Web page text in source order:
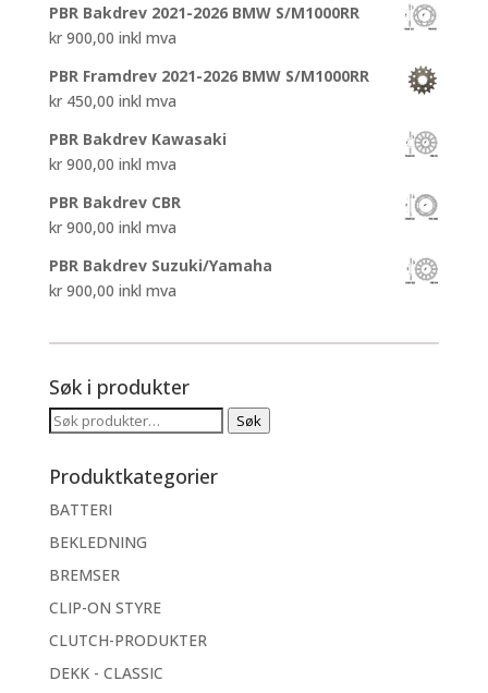
PBR Bakdrev 2021-2026 BMW S/M1000RR
kr900,00 inkl mva
PBR Framdrev 2021-2026 BMW S/M1000RR
kr450,00 inkl mva
PBR Bakdrev Kawasaki
kr900,00 inkl mva
PBR Bakdrev CBR
kr900,00 inkl mva
PBR Bakdrev Suzuki/Yamaha
kr900,00 inkl mva
Søk i produkter
Søk
Søk
Produktkategorier
BATTERI
BEKLEDNING
BREMSER
CLIP-ON STYRE
CLUTCH-PRODUKTER
DEKK - CLASSIC